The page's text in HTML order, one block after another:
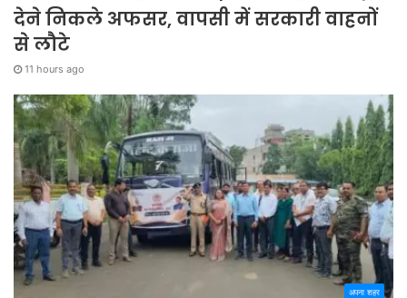
देने निकले अफसर, वापसी में सरकारी वाहनों
से लौटे
11 hours ago
अपना शहर